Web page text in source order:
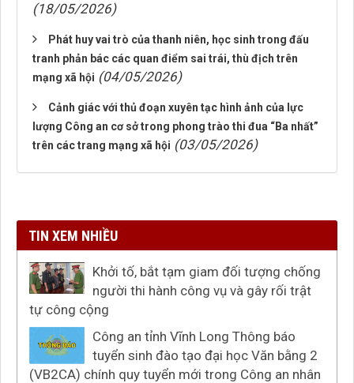
(18/05/2026)
Phát huy vai trò của thanh niên, học sinh trong đấu
tranh phản bác các quan điểm sai trái, thù địch trên
mạng xã hội (04/05/2026)
Cảnh giác với thủ đoạn xuyên tạc hình ảnh của lực
lượng Công an cơ sở trong phong trào thi đua “Ba nhất”
trên các trang mạng xã hội (03/05/2026)
TIN XEM NHIỀU
Khởi tố, bắt tạm giam đối tượng chống
người thi hành công vụ và gây rối trật
tự công cộng
Công an tỉnh Vĩnh Long Thông báo
tuyển sinh đào tạo đại học Văn bằng 2
(VB2CA) chính quy tuyển mới trong Công an nhân